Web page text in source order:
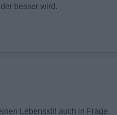
besser wird.
Lebensstil auch in Frage.